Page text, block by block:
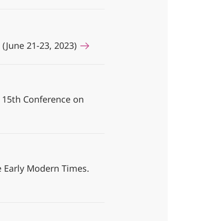
21-23, 2023)
Conference on
Modern Times.